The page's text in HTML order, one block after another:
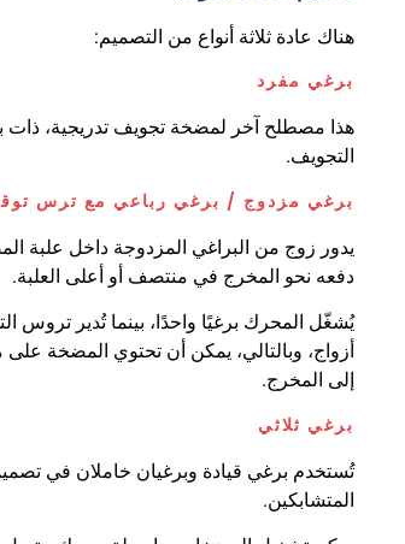
هناك عادة ثلاثة أنواع من التصميم:
برغي مفرد
هذا مصطلح آخر لمضخة تجويف تدريجية، ذات
التجويف.
برغي مزدوج / برغي رباعي مع ترس
يدور زوج من البراغي المزدوجة داخل علبة
دفعه نحو المخرج في منتصف أو أعلى العلبة.
يُشغّل المحرك برغيًا واحدًا، بينما تُدير تروس
أزواج، وبالتالي، يمكن أن تحتوي المضخة
إلى المخرج.
برغي ثلاثي
تُستخدم برغي قيادة وبرغيان خاملان في
المتشابكين.